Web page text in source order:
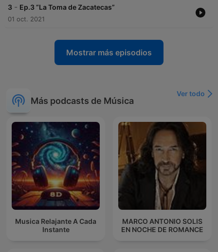
3 - Ep.3 “La Toma de Zacatecas”
01 oct. 2021
Mostrar más episodios
Más podcasts de Música
Ver todo
Musica Relajante A Cada
Instante
MARCO ANTONIO SOLIS
EN NOCHE DE ROMANCE